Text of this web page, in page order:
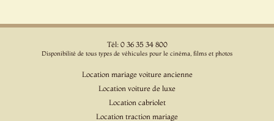
Tél: 0 36 35 34 800
Disponibilité de tous types de véhicules pour le cinéma, films et photos
Location mariage voiture ancienne
Location voiture de luxe
Location cabriolet
Location traction mariage